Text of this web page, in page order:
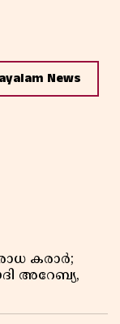
News
കരാർ;
അറേബ്യ,